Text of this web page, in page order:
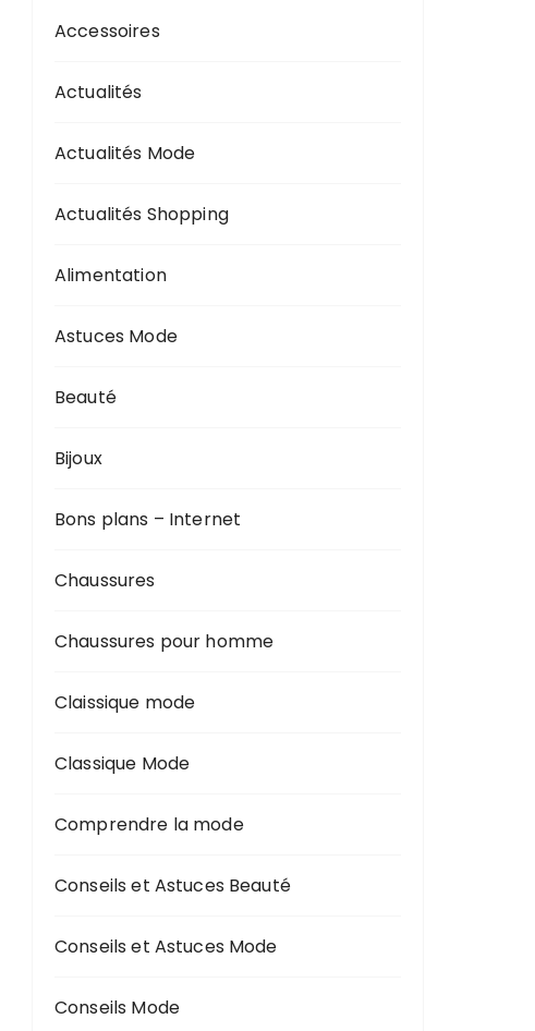
Accessoires
Actualités
Actualités Mode
Actualités Shopping
Alimentation
Astuces Mode
Beauté
Bijoux
Bons plans – Internet
Chaussures
Chaussures pour homme
Claissique mode
Classique Mode
Comprendre la mode
Conseils et Astuces Beauté
Conseils et Astuces Mode
Conseils Mode